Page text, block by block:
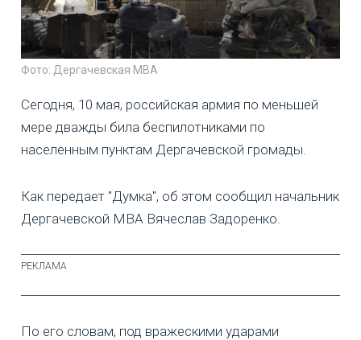
Фото: Дергачевская МВА
Сегодня, 10 мая, российская армия по меньшей
мере дважды била беспилотниками по
населенным пунктам Дергачевской громады.
Как передает "Думка", об этом сообщил начальник
Дергачевской МВА Вячеслав Задоренко.
По его словам, под вражескими ударами